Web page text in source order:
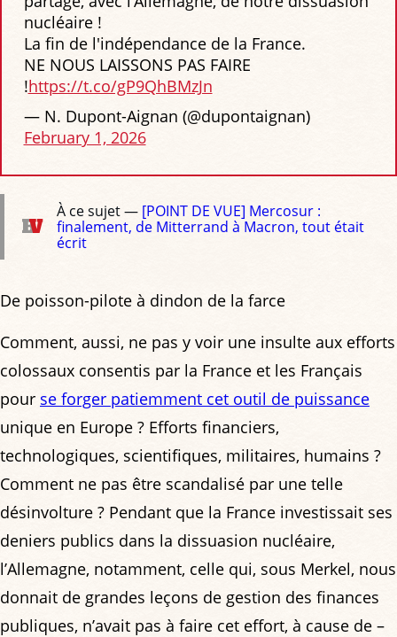
nucléaire !
La fin de l'indépendance de la France.
NE NOUS LAISSONS PAS FAIRE
!https://t.co/gP9QhBMzJn
— N. Dupont-Aignan (@dupontaignan)
February 1, 2026
À ce sujet — [POINT DE VUE] Mercosur :
finalement, de Mitterrand à Macron, tout était
écrit
De poisson-pilote à dindon de la farce
Comment, aussi, ne pas y voir une insulte aux efforts
colossaux consentis par la France et les Français
pour se forger patiemment cet outil de puissance
unique en Europe ? Efforts financiers,
technologiques, scientifiques, militaires, humains ?
Comment ne pas être scandalisé par une telle
désinvolture ? Pendant que la France investissait ses
deniers publics dans la dissuasion nucléaire,
l’Allemagne, notamment, celle qui, sous Merkel, nous
donnait de grandes leçons de gestion des finances
publiques, n’avait pas à faire cet effort, à cause de –